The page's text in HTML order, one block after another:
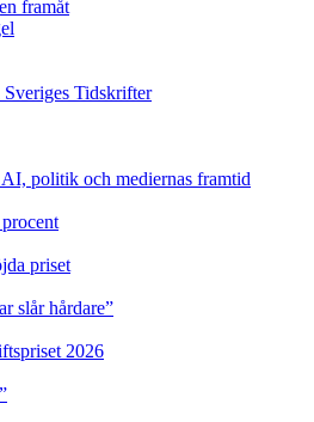
framåt
Tidskrifter
AI, politik och mediernas framtid
priset
slår hårdare”
2026